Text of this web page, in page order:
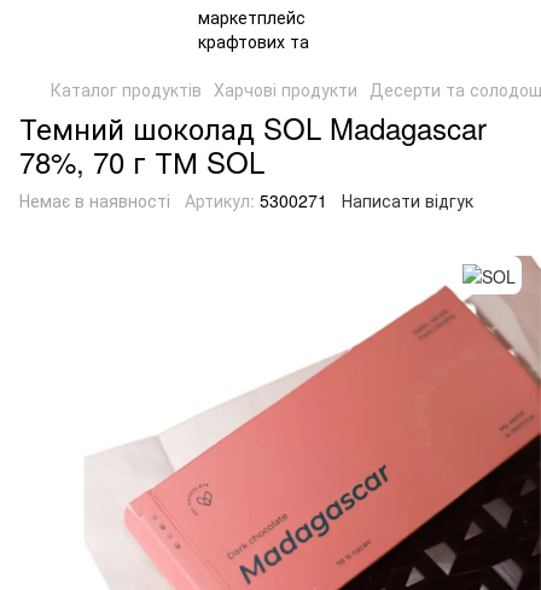
Каталог продуктів Харчові продукти Десерти та
Темний шоколад SOL Madagascar
78%, 70 г ТМ SOL
Немає в наявності Артикул: 5300271 Написати відгук